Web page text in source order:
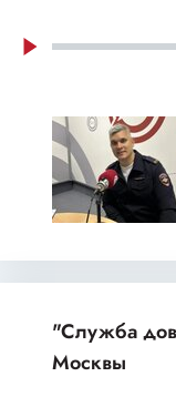
"Служба
Москвы